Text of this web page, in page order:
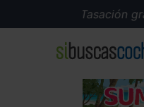
Tasación